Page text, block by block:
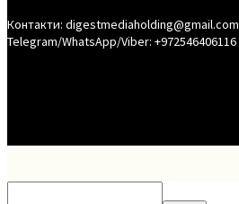
Контакти: digestmediaholding@gmail.com
Telegram/WhatsApp/Viber: +972546406116